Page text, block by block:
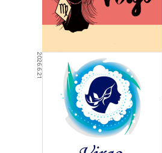
2026.6.21